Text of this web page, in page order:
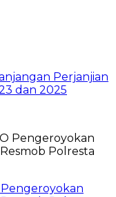
Perjanjian
dan 2025